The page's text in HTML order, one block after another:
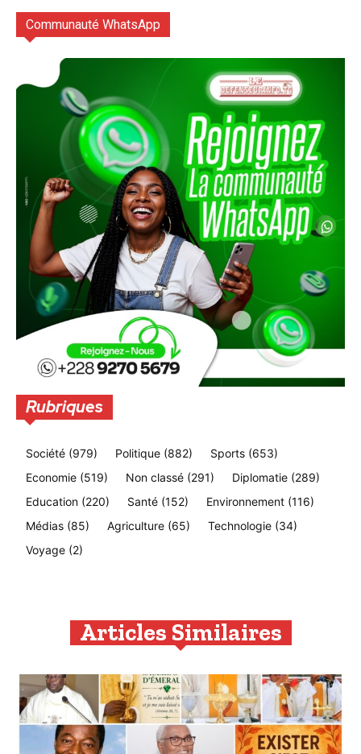
Communauté WhatsApp
Rubriques
Société (979) Politique (882) Sports (653)
Economie (519) Non classé (291) Diplomatie (289)
Education (220) Santé (152) Environnement (116)
Médias (85) Agriculture (65) Technologie (34)
Voyage (2)
Articles Similaires